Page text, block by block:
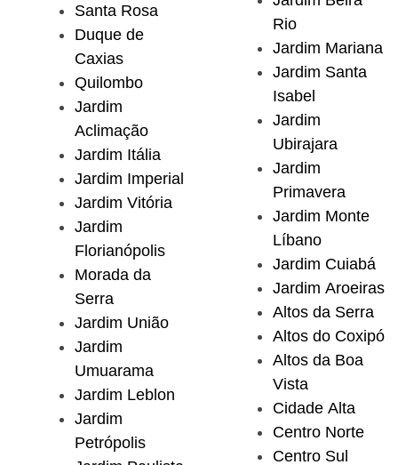
Santa Rosa
Duque de
Caxias
Quilombo
Jardim
Aclimação
Jardim Itália
Jardim Imperial
Jardim Vitória
Jardim
Florianópolis
Morada da
Serra
Jardim União
Jardim
Umuarama
Jardim Leblon
Jardim
Petrópolis
Rio
Jardim Mariana
Jardim Santa
Isabel
Jardim
Ubirajara
Jardim
Primavera
Jardim Monte
Líbano
Jardim Cuiabá
Jardim Aroeiras
Altos da Serra
Altos do Coxipó
Altos da Boa
Vista
Cidade Alta
Centro Norte
Centro Sul